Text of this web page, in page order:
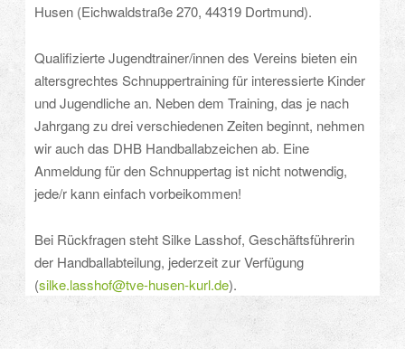
Husen (Eichwaldstraße 270, 44319 Dortmund).
Qualifizierte Jugendtrainer/innen des Vereins bieten ein
altersgrechtes Schnuppertraining für interessierte Kinder
und Jugendliche an. Neben dem Training, das je nach
Jahrgang zu drei verschiedenen Zeiten beginnt, nehmen
wir auch das DHB Handballabzeichen ab. Eine
Anmeldung für den Schnuppertag ist nicht notwendig,
jede/r kann einfach vorbeikommen!
Bei Rückfragen steht Silke Lasshof, Geschäftsführerin
der Handballabteilung, jederzeit zur Verfügung
(silke.lasshof@tve-husen-kurl.de).